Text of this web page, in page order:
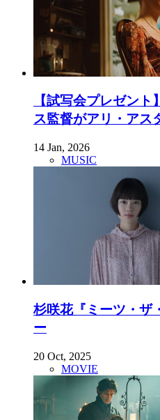
【試写会プレゼン
ス監督がアリ・アス
14 Jan, 2026
MUSIC
杉咲花『ミーツ・ザ
ー
20 Oct, 2025
MOVIE